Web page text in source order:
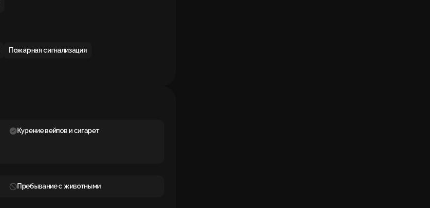
Пожарная сигнализация
Курение вейпов и сигарет
Пребывание с животными